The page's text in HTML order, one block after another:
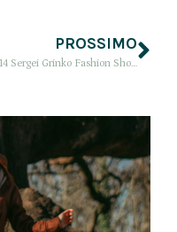
PROSSIMO
S/S 14 Sergei Grinko Fashion Show